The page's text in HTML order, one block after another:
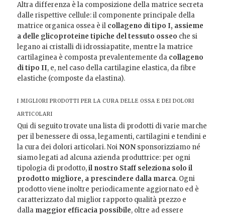
Altra differenza è la composizione della matrice secreta
dalle rispettive cellule: il componente principale della
matrice organica ossea è il collageno di tipo I, assieme
a delle glicoproteine tipiche del tessuto osseo che si
legano ai cristalli di idrossiapatite, mentre la matrice
cartilaginea è composta prevalentemente da collageno
di tipo II, e, nel caso della cartilagine elastica, da fibre
elastiche (composte da elastina).
I MIGLIORI PRODOTTI PER LA CURA DELLE OSSA E DEI DOLORI
ARTICOLARI
Qui di seguito trovate una lista di prodotti di varie marche
per il benessere di ossa, legamenti, cartilagini e tendini e
la cura dei dolori articolari. NoiNON sponsorizziamo né
siamo legati ad alcuna azienda produttrice: per ogni
tipologia di prodotto,il nostro Staff seleziona solo il
prodotto migliore, a prescindere dalla marca. Ogni
prodotto viene inoltre periodicamente aggiornato ed è
caratterizzato dal miglior rapporto qualità prezzo e
dalla maggior efficacia possibile, oltre ad essere